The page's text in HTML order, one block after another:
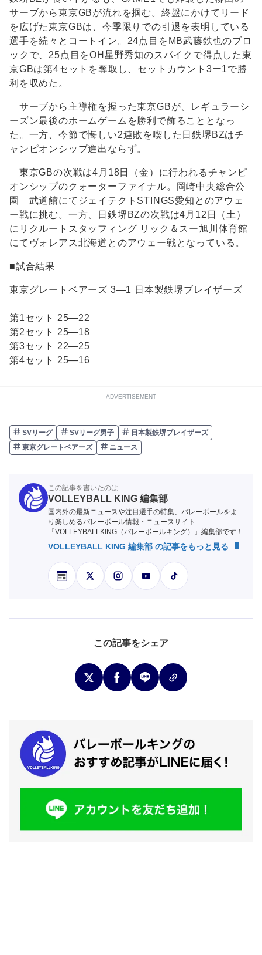
サーブから東京GBが流れを掴む。終盤にかけてリード
を広げた東京GBは、今季限りでの引退を表明している
選手を続々とコートイン。24点目をMB武藤鉄也のブロ
ックで、25点目をOH星野秀知のスパイクで得点した東
京GBは第4セットを奪取し、セットカウント3ー1で勝
利を収めた。
サーブから主導権を握った東京GBが、レギュラーシ
ーズン最後のホームゲームを勝利で飾ることとなっ
た。一方、今節で悔しい2連敗を喫した日鉄堺BZはチ
ャンピオンシップ進出ならず。
東京GBの次戦は4月18日（金）に行われるチャンピ
オンシップのクォーターファイナル。岡崎中央総合公
園 武道館にてジェイテクトSTINGS愛知とのアウェ
ー戦に挑む。一方、日鉄堺BZの次戦は4月12日（土）
にリクルートスタッフィング リック＆スー旭川体育館
にてヴォレアス北海道とのアウェー戦となっている。
■試合結果
東京グレートベアーズ 3―1 日本製鉄堺ブレイザーズ
第1セット 25―22
第2セット 25―18
第3セット 22―25
第4セット 25―16
ADVERTISEMENT
SVリーグ SVリーグ男子
日本製鉄堺ブレイザーズ
東京グレートベアーズ
ニュース
この記事を書いたのは
VOLLEYBALL KING 編集部
国内外の最新ニュースや注目選手の特集、バレーボールをよ
り楽しめるバレーボール情報・ニュースサイト
『VOLLEYBALLKING（バレーボールキング）』編集部です！
VOLLEYBALL KING 編集部 の記事をもっと見る
この記事をシェア